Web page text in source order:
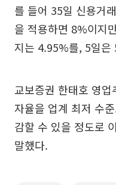
를 들어 35일 신용거
을 적용하면 8%이지
지는 4.95%를, 5일은
교보증권 한태호 영
자율을 업계 최저 수
감할 수 있을 정도로
말했다.